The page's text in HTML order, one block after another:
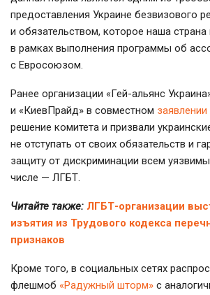
предоставления Украине безвизового
и обязательством, которое наша страна
в рамках выполнения программы об
с Евросоюзом.
Ранее организации «Гей-альянс
и «КиевПрайд» в совместном заявлении
решение комитета и призвали
не отступать от своих обязательств и
защиту от дискриминации всем
числе — ЛГБТ.
Читайте также: ЛГБТ-организации
изъятия из Трудового кодекса
признаков
Кроме того, в социальных сетях
флешмоб «Радужный шторм» с